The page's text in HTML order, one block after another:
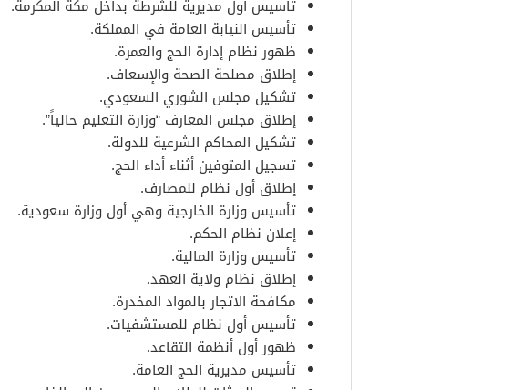
تأسيس أول مديرية للشرطة بداخل مكة المكرمة.
تأسيس النيابة العامة في المملكة.
ظهور نظام إدارة الحج والعمرة.
إطلاق مصلحة الصحة والإسعاف.
تشكيل مجلس الشوري السعودي.
إطلاق مجلس المعارف “وزارة التعليم حالياً”.
تشكيل المحاكم الشرعية للدولة.
تسجيل المتوفين أثناء أداء الحج.
إطلاق أول نظام للمصارف.
تأسيس وزارة الخارجية وهي أول وزارة سعودية.
إعلان نظام الحكم.
تأسيس وزارة المالية.
إطلاق نظام ولاية العهد.
مكافحة الاتجار بالمواد المخدرة.
تأسيس أول نظام للمستشفيات.
ظهور أول أنظمة التقاعد.
تأسيس مديرية الحج العامة.